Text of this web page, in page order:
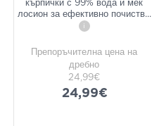
кърпички с 99% вода и мек
лосион за ефективно почиств...
i
Препоръчителна цена на
дребно
24,99€
24,99€